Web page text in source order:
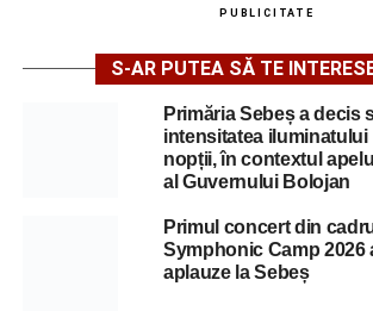
PUBLICITATE
S-AR PUTEA SĂ TE
Primăria Sebeș a decis
intensitatea iluminatului
nopții, în contextul
al Guvernului Bolojan
Primul concert din
Symphonic Camp 2026
aplauze la Sebeș